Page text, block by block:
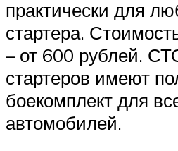
практически для
стартера.
– от 600 рублей.
стартеров имеют
боекомплект для
автомобилей.